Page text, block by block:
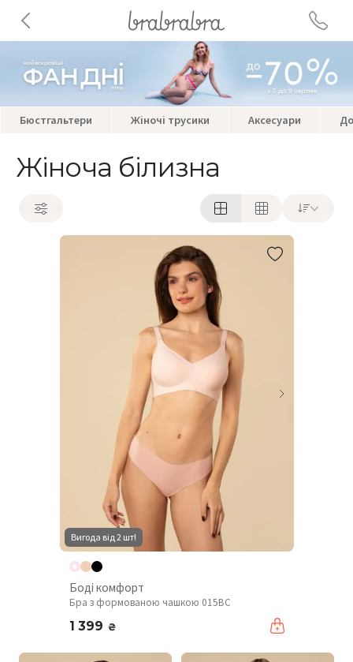
Бюстгальтери Жіночі трусики Аксесуари
Жіноча білизна
Вигода від 2 шт!
Боді комфорт
Бра з формованою чашкою 015BC
1 399 ₴